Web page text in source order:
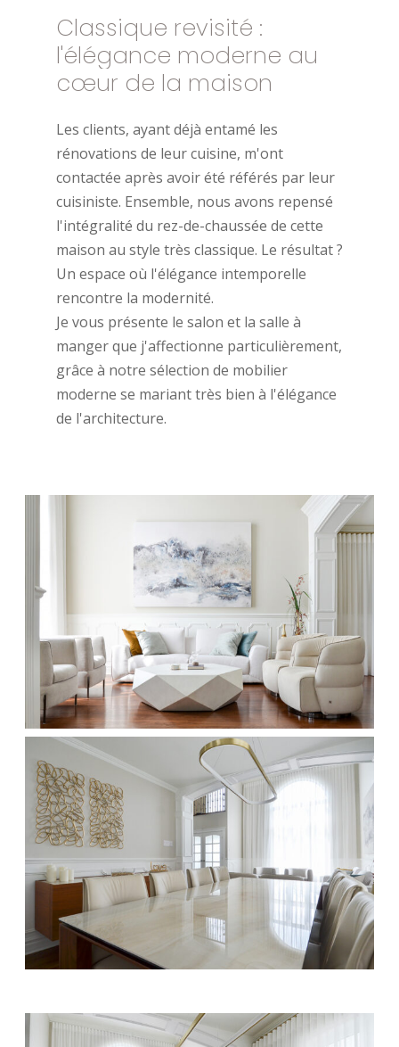
Classique revisité :
l'élégance moderne au
cœur de la maison
Les clients, ayant déjà entamé les
rénovations de leur cuisine, m'ont
contactée après avoir été référés par leur
cuisiniste. Ensemble, nous avons repensé
l'intégralité du rez-de-chaussée de cette
maison au style très classique. Le résultat ?
Un espace où l'élégance intemporelle
rencontre la modernité.
Je vous présente le salon et la salle à
manger que j'affectionne particulièrement,
grâce à notre sélection de mobilier
moderne se mariant très bien à l'élégance
de l'architecture.